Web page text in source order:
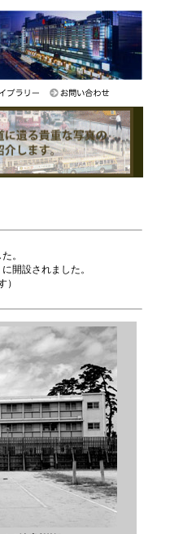
。
開設されました。
）